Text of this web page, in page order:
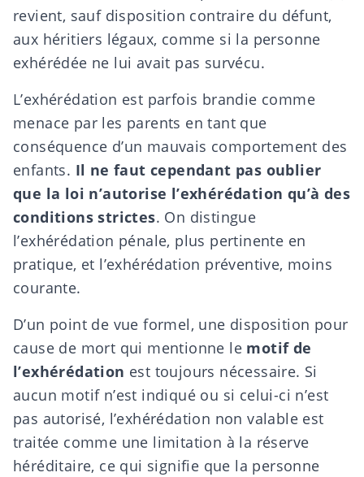
revient, sauf disposition contraire du défunt,
aux héritiers légaux, comme si la personne
exhérédée ne lui avait pas survécu.
L’exhérédation est parfois brandie comme
menace par les parents en tant que
conséquence d’un mauvais comportement des
enfants. Il ne faut cependant pas oublier
que la loi n’autorise l’exhérédation qu’à des
conditions strictes. On distingue
l’exhérédation pénale, plus pertinente en
pratique, et l’exhérédation préventive, moins
courante.
D’un point de vue formel, une disposition pour
cause de mort qui mentionne le motif de
l’exhérédation est toujours nécessaire. Si
aucun motif n’est indiqué ou si celui-ci n’est
pas autorisé, l’exhérédation non valable est
traitée comme une limitation à la réserve
héréditaire, ce qui signifie que la personne